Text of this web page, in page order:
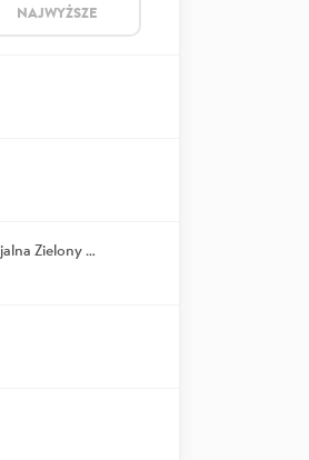
NAJWYŻSZE
Spółdzielnia Socjalna Zielony Serwis